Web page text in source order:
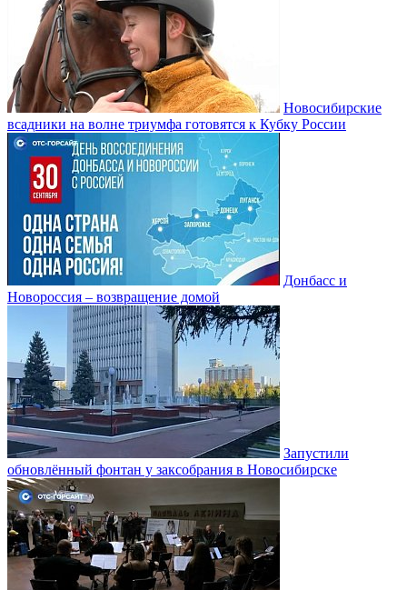
Новосибирские
всадники на волне триумфа готовятся к Кубку России
Донбасс и
Новороссия – возвращение домой
Запустили
обновлённый фонтан у заксобрания в Новосибирске